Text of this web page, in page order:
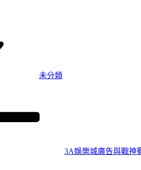
未分類
3A娛樂城廣告與戰神